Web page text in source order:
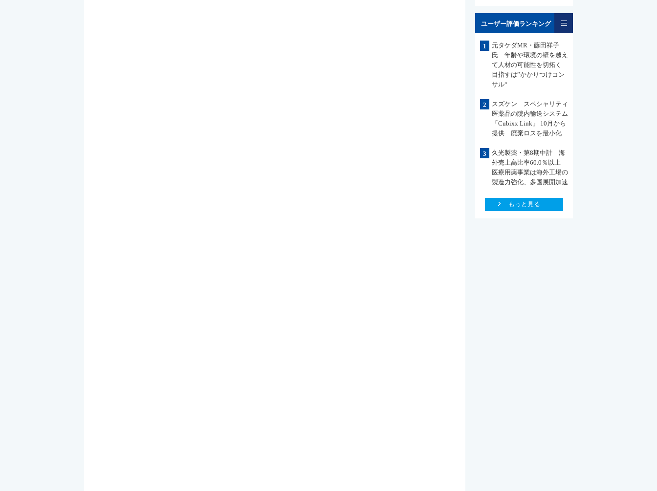
ユーザー評価ランキング
1
元タケダMR・藤田祥子
氏 年齢や環境の壁を越え
て人材の可能性を切拓く
目指すは”かかりつけコン
サル“
2
スズケン スペシャリティ
医薬品の院内輸送システム
「Cubixx Link」 10月から
提供 廃棄ロスを最小化
3
久光製薬・第8期中計 海
外売上高比率60.0％以上
医療用薬事業は海外工場の
製造力強化、多国展開加速
もっと見る